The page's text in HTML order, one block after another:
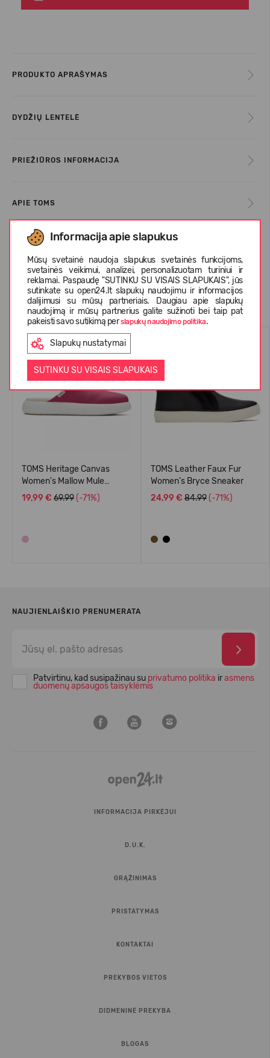
Informacija apie slapukus
Mūsų svetainė naudoja slapukus svetainės funkcijoms,
svetainės veikimui, analizei, personalizuotam turiniui ir
reklamai. Paspaudę "SUTINKU SU VISAIS SLAPUKAIS", jūs
sutinkate su open24.lt slapukų naudojimu ir informacijos
dalijimusi su mūsų partneriais. Daugiau apie slapukų
naudojimą ir mūsų partnerius galite sužinoti bei taip pat
pakeisti savo sutikimą perslapukų naudojimo politika.
Slapukų nustatymai
SUTINKU SU VISAIS SLAPUKAIS
PRODUKTO APRAŠYMAS
DYDŽIŲ LENTELĖ
PRIEŽIŪROS INFORMACIJA
APIE TOMS
KLIENTŲ ATSILIEPIMAI (0)
Panašios prekės
-71%
TOMS Heritage Canvas
Women's Mallow Mule
Sneaker
19,99 € 69.99 (-71%)
TOMS Leather Faux Fur
Women's Bryce Sneaker
24,99 € 84.99 (-71%)
NAUJIENLAIŠKIO PRENUMERATA
Patvirtinu, kad susipažinau su privatumo politika irasmens
duomenų apsaugos taisyklėmis
INFORMACIJA PIRKĖJUI
D.U.K.
GRĄŽINIMAS
PRISTATYMAS
KONTAKTAI
PREKYBOS VIETOS
DIDMENINĖ PREKYBA
BLOGAS